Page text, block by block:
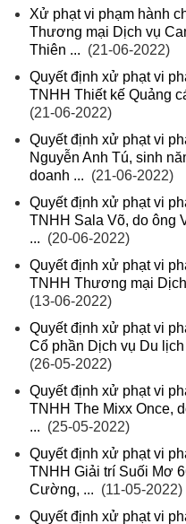
Xử phạt vi phạm hành
Thương mại Dịch vụ
Thiên ... (21-06-2022)
Quyết định xử phạt vi
TNHH Thiết kế Quảng
(21-06-2022)
Quyết định xử phạt vi
Nguyễn Anh Tú, sinh
doanh ... (21-06-2022)
Quyết định xử phạt vi
TNHH Sala Võ, do ông
... (20-06-2022)
Quyết định xử phạt vi
TNHH Thương mại
(13-06-2022)
Quyết định xử phạt vi
Cổ phần Dịch vụ Du
(26-05-2022)
Quyết định xử phạt vi
TNHH The Mixx Once,
... (25-05-2022)
Quyết định xử phạt vi
TNHH Giải trí Suối Mơ
Cường, ... (11-05-2022)
Quyết định xử phạt vi